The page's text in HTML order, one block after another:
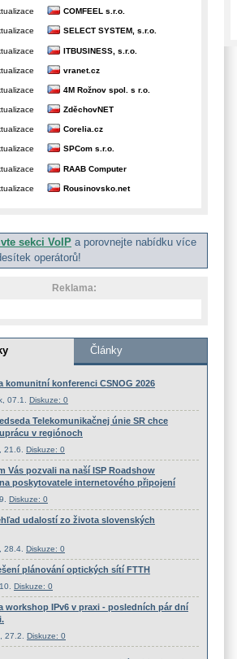
COMFEEL s.r.o.
SELECT SYSTEM, s.r.o.
ITBUSINESS, s.r.o.
vranet.cz
4M Rožnov spol. s r.o.
ZděchovNET
Corelia.cz
SPCom s.r.o.
RAAB Computer
Rousinovsko.net
sekci VoIP a porovnejte nabídku více
operátorů!
Reklama: